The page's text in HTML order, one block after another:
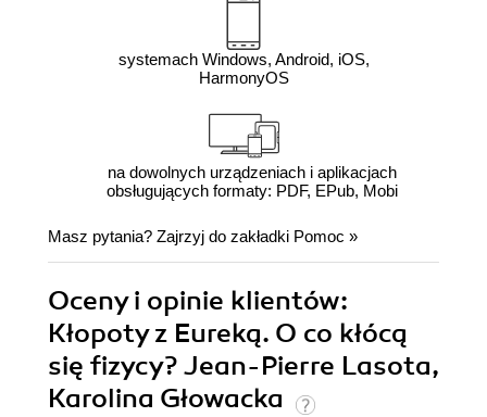
systemach Windows, Android, iOS,
HarmonyOS
na dowolnych urządzeniach i aplikacjach
obsługujących formaty: PDF, EPub, Mobi
Masz pytania? Zajrzyj do zakładki Pomoc »
Oceny i opinie klientów:
Kłopoty z Eureką. O co kłócą
się fizycy? Jean-Pierre Lasota,
Karolina Głowacka